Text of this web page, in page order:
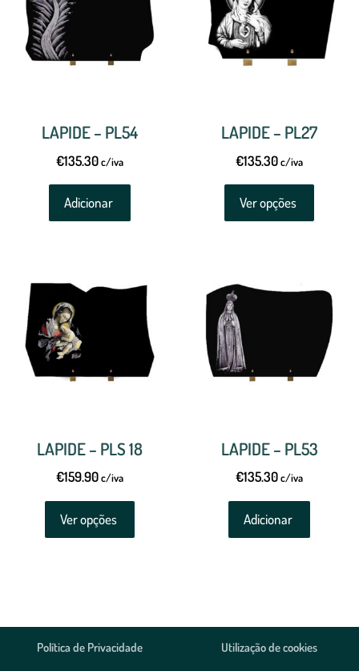
LAPIDE – PL54
€135.30c/iva
Adicionar
LAPIDE – PL27
€135.30c/iva
Ver opções
LAPIDE – PLS 18
€159.90c/iva
Ver opções
LAPIDE – PL53
€135.30c/iva
Adicionar
Política de Privacidade
Utilização de cookies